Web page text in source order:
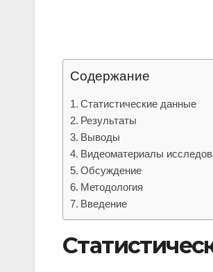
Содержание
Статистические данные
Результаты
Выводы
Видеоматериалы
Обсуждение
Методология
Введение